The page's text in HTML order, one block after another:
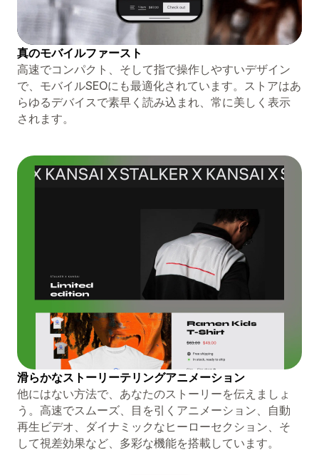
真のモバイルファースト
高速でコンパクト、そして指で操作しやすいデザイン
で、モバイルSEOにも最適化されています。ストアはあ
らゆるデバイスで素早く読み込まれ、常に美しく表示
されます。
滑らかなストーリーテリングアニメーション
他にはない方法で、あなたのストーリーを伝えましょ
う。高速でスムーズ、目を引くアニメーション、自動
再生ビデオ、ダイナミックなヒーローセクション、そ
して視差効果など、多彩な機能を搭載しています。